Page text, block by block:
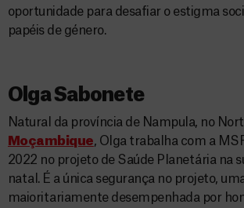
oportunidade para desafiar o estigma
papéis de género.
Olga Sabonete
Natural da província de Nampula, no
Moçambique, Olga trabalha com a
2022 no projeto de Saúde Planetária na
natal. É a única segurança no projeto,
maioritariamente desempenhada por